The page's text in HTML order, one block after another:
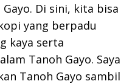
Di sini, kita bisa
yang berpadu
kaya serta
Tanoh Gayo. Saya
Tanoh Gayo sambil